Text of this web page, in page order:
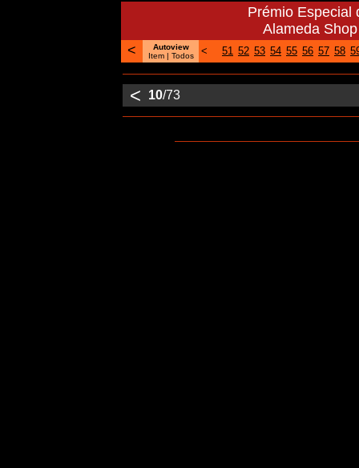
Prémio Especial
Alameda
<
Autoview
Item | Todos < 51 52 53 54 55 56 57 58
< 10/73